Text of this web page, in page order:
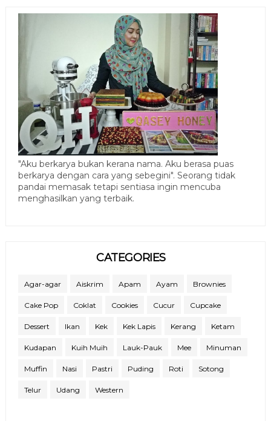
"Aku berkarya bukan kerana nama. Aku berasa puas
berkarya dengan cara yang sebegini". Seorang tidak
pandai memasak tetapi sentiasa ingin mencuba
menghasilkan yang terbaik.
CATEGORIES
Agar-agar Aiskrim Apam Ayam Brownies
Cake Pop Coklat Cookies Cucur Cupcake
Dessert Ikan Kek Kek Lapis Kerang Ketam
Kudapan Kuih Muih Lauk-Pauk Mee Minuman
Muffin Nasi Pastri Puding Roti Sotong
Telur Udang Western